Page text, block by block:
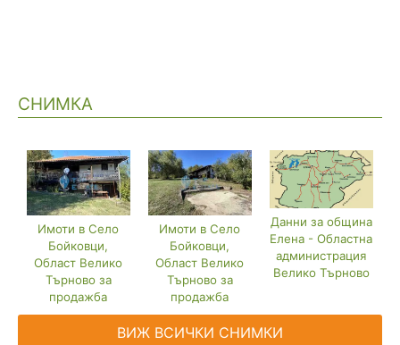
СНИМКА
Имоти в Село
Бойковци,
Област Велико
Търново за
продажба
Имоти в Село
Бойковци,
Област Велико
Търново за
продажба
Данни за община
Елена - Областна
администрация
Велико Търново
ВИЖ ВСИЧКИ СНИМКИ